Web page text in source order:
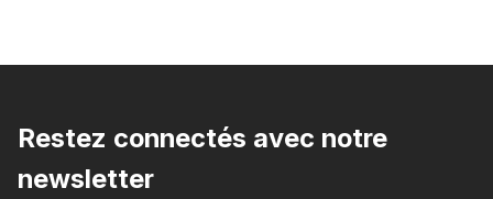
Restez connectés avec notre
newsletter